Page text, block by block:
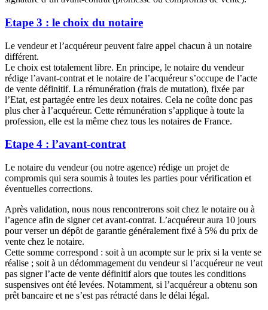
Etape 3 : le choix du notaire
Le vendeur et l’acquéreur peuvent faire appel chacun à un notaire
différent.
Le choix est totalement libre. En principe, le notaire du vendeur
rédige l’avant-contrat et le notaire de l’acquéreur s’occupe de l’acte
de vente définitif. La rémunération (frais de mutation), fixée par
l’Etat, est partagée entre les deux notaires. Cela ne coûte donc pas
plus cher à l’acquéreur. Cette rémunération s’applique à toute la
profession, elle est la même chez tous les notaires de France.
Etape 4 : l’avant-contrat
Le notaire du vendeur (ou notre agence) rédige un projet de
compromis qui sera soumis à toutes les parties pour vérification et
éventuelles corrections.
Après validation, nous nous rencontrerons soit chez le notaire ou à
l’agence afin de signer cet avant-contrat. L’acquéreur aura 10 jours
pour verser un dépôt de garantie généralement fixé à 5% du prix de
vente chez le notaire.
Cette somme correspond : soit à un acompte sur le prix si la vente se
réalise ; soit à un dédommagement du vendeur si l’acquéreur ne veut
pas signer l’acte de vente définitif alors que toutes les conditions
suspensives ont été levées. Notamment, si l’acquéreur a obtenu son
prêt bancaire et ne s’est pas rétracté dans le délai légal.